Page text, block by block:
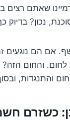
שאתם
נכון?
אם הם נוגעים
והחום
והתנגדות,
כשזרם